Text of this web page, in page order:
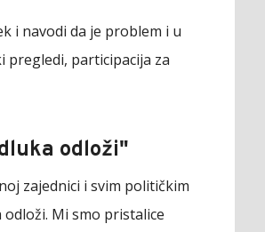
i navodi da je problem i u
pregledi, participacija za
odloži"
zajednici i svim političkim
Mi smo pristalice